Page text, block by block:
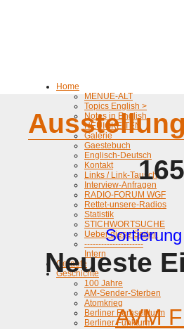
Home
MENUE-ALT
Topics English >
Notes in English
NEUIGKEITEN
Galerie
Gaestebuch
Englisch-Deutsch
Kontakt
Links / Link-Tausch
Interview-Anfragen
RADIO-FORUM WGF
Rettet-unsere-Radios
Statistik
STICHWORTSUCHE
Ueber diese Seiten
---------------------
Intern
Geraete
Geschichte
100 Jahre
AM-Sender-Sterben
Atomkrieg
Berliner Fernsehturm
Berliner Funkturm
Ausstellung
Neueste
AVM